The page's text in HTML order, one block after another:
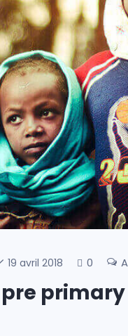
19 avril 2018 0